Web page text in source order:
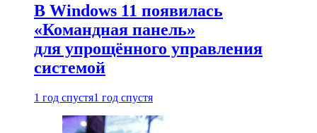
В Windows 11 появилась
«Командная панель»
для упрощённого управления
системой
1 год спустя1 год спустя